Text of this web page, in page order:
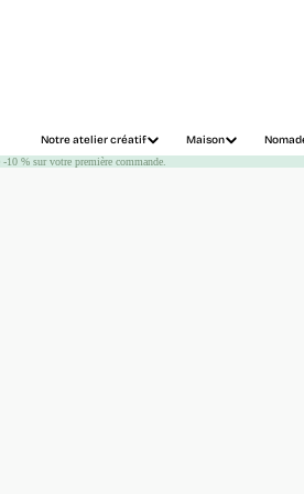
Notre atelier créatif Maison
% sur votre première commande.